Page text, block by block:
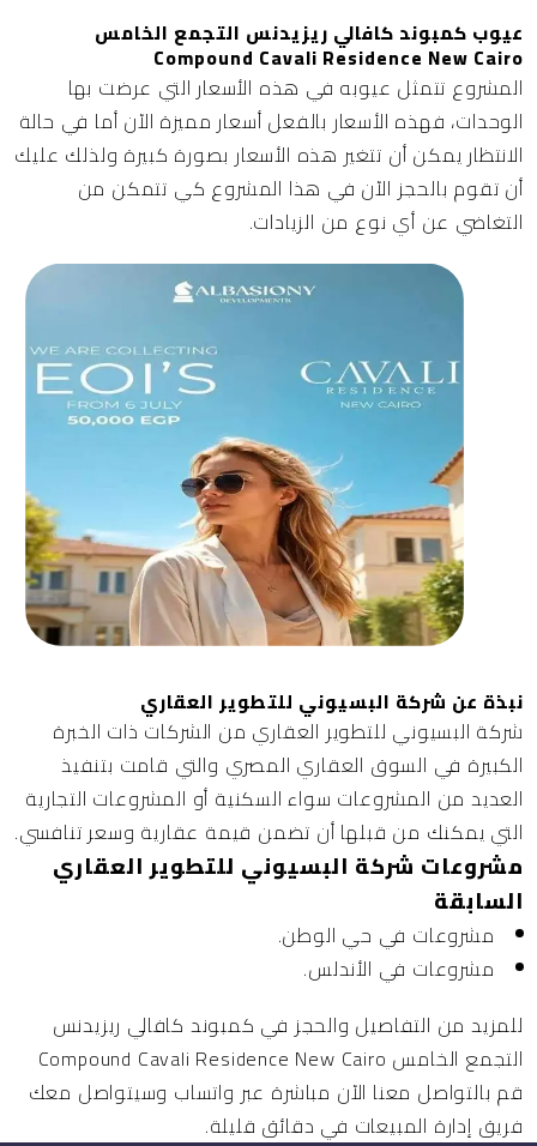
عيوب كمبوند كافالي ريزيدنس التجمع الخامس
Compound Cavali Residence New Cairo
المشروع تتمثل عيوبه في هذه الأسعار التي عرضت بها
الوحدات، فهذه الأسعار بالفعل أسعار مميزة الآن أما في حالة
الانتظار يمكن أن تتغير هذه الأسعار بصورة كبيرة ولذلك عليك
أن تقوم بالحجز الآن في هذا المشروع كي تتمكن من
التغاضي عن أي نوع من الزيادات.
نبذة عن شركة البسيوني للتطوير العقاري
شركة البسيوني للتطوير العقاري من الشركات ذات الخبرة
الكبيرة في السوق العقاري المصري والتي قامت بتنفيذ
العديد من المشروعات سواء السكنية أو المشروعات التجارية
التي يمكنك من قبلها أن تضمن قيمة عقارية وسعر تنافسي.
مشروعات شركة البسيوني للتطوير العقاري
السابقة
مشروعات في حي الوطن.
مشروعات في الأندلس.
للمزيد من التفاصيل والحجز في كمبوند كافالي ريزيدنس
التجمع الخامس Compound Cavali Residence New Cairo
قم بالتواصل معنا الآن مباشرة عبر واتساب وسيتواصل معك
فريق إدارة المبيعات في دقائق قليلة.